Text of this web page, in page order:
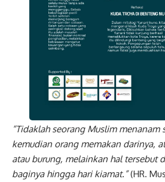
“Tidaklah seorang Muslim menanam
kemudian orang memakan darinya,
atau burung, melainkan hal tersebut
baginya hingga hari kiamat.”(HR.